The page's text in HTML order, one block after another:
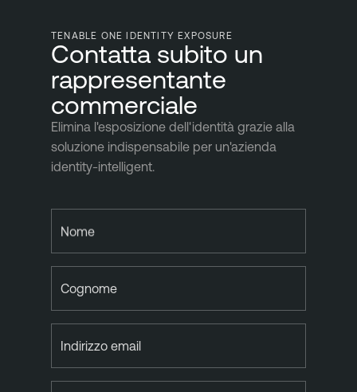
TENABLE ONE IDENTITY EXPOSURE
Contatta subito un
rappresentante
commerciale
Elimina l'esposizione dell'identità grazie alla
soluzione indispensabile per un'azienda
identity-intelligent.
Nome
Cognome
Indirizzo email